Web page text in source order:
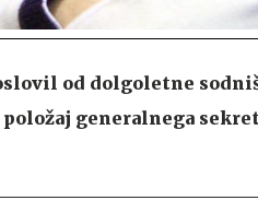
od dolgoletne
generalnega